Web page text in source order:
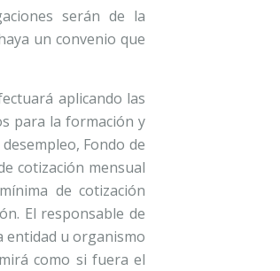
serán de la
un convenio que
aplicando las
para la formación y
Fondo de
cotización mensual
de cotización
El responsable de
entidad u organismo
como si fuera el